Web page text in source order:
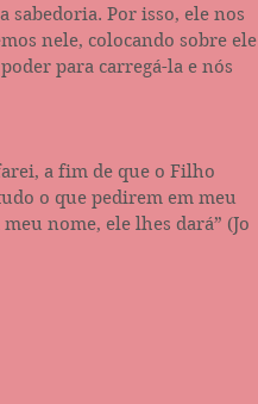
sabedoria. Por isso, ele nos
nele, colocando sobre ele
para carregá-la e nós
a fim de que o Filho
o que pedirem em meu
nome, ele lhes dará” (Jo‬